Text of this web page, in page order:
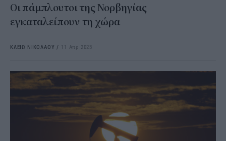
Οι πάμπλουτοι της Νορβηγίας
εγκαταλείπουν τη χώρα
ΚΛΕΙΩ ΝΙΚΟΛΑΟΥ / 11 Απρ 2023